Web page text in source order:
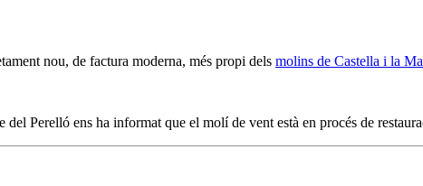
nou, de factura moderna, més propi dels molins de Castella i la
Perelló ens ha informat que el molí de vent està en procés de